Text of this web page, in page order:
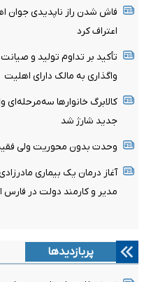
فاش شدن راز ناپدیدی جوان
اعتراف کرد
تأکید بر تداوم تولید و
واگذاری به مالک دارای اهلیت
کالابرگ خانوارها سه‌مرحله‌ای
جدید شارژ شد
وحدت بدون محوریت ولی
مدیر و کارمند دولت در فارس
پربازدیدها